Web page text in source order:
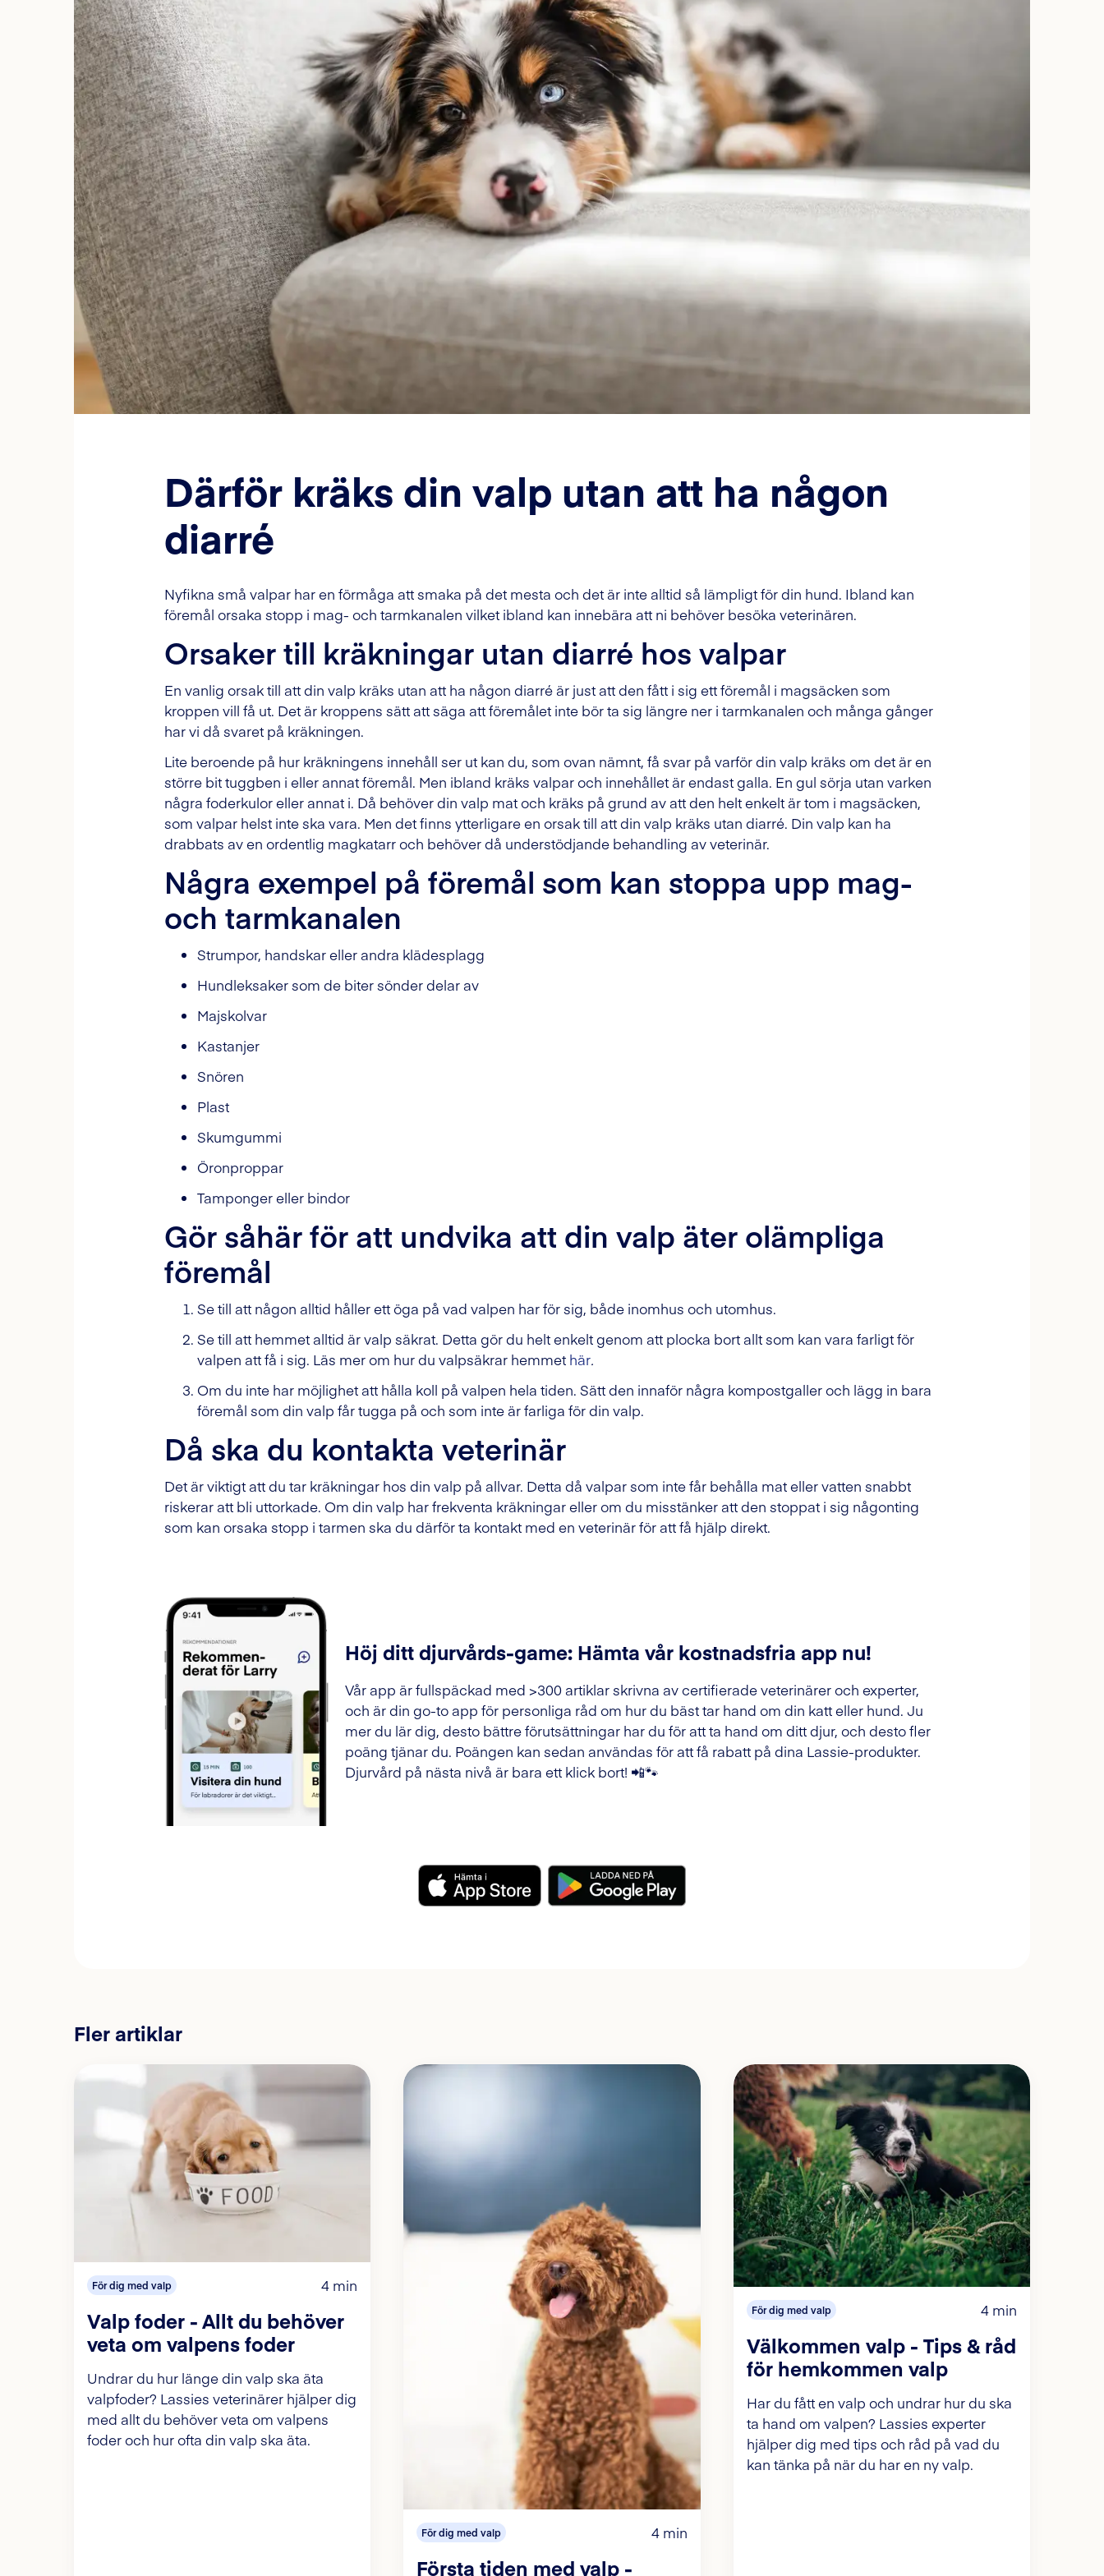
Därför kräks din valp utan att ha någon
diarré
Nyfikna små valpar har en förmåga att smaka på det mesta och det är inte alltid så lämpligt för din hund. Ibland kan
föremål orsaka stopp i mag- och tarmkanalen vilket ibland kan innebära att ni behöver besöka veterinären.
Orsaker till kräkningar utan diarré hos valpar
En vanlig orsak till att din valp kräks utan att ha någon diarré är just att den fått i sig ett föremål i magsäcken som
kroppen vill få ut. Det är kroppens sätt att säga att föremålet inte bör ta sig längre ner i tarmkanalen och många gånger
har vi då svaret på kräkningen.
Lite beroende på hur kräkningens innehåll ser ut kan du, som ovan nämnt, få svar på varför din valp kräks om det är en
större bit tuggben i eller annat föremål. Men ibland kräks valpar och innehållet är endast galla. En gul sörja utan varken
några foderkulor eller annat i. Då behöver din valp mat och kräks på grund av att den helt enkelt är tom i magsäcken,
som valpar helst inte ska vara. Men det finns ytterligare en orsak till att din valp kräks utan diarré. Din valp kan ha
drabbats av en ordentlig magkatarr och behöver då understödjande behandling av veterinär.
Några exempel på föremål som kan stoppa upp mag-
och tarmkanalen
Strumpor, handskar eller andra klädesplagg
Hundleksaker som de biter sönder delar av
Majskolvar
Kastanjer
Snören
Plast
Skumgummi
Öronproppar
Tamponger eller bindor
Gör såhär för att undvika att din valp äter olämpliga
föremål
Se till att någon alltid håller ett öga på vad valpen har för sig, både inomhus och utomhus.
Se till att hemmet alltid är valp säkrat. Detta gör du helt enkelt genom att plocka bort allt som kan vara farligt för
valpen att få i sig. Läs mer om hur du valpsäkrar hemmet här.
Om du inte har möjlighet att hålla koll på valpen hela tiden. Sätt den innaför några kompostgaller och lägg in bara
föremål som din valp får tugga på och som inte är farliga för din valp.
Då ska du kontakta veterinär
Det är viktigt att du tar kräkningar hos din valp på allvar. Detta då valpar som inte får behålla mat eller vatten snabbt
riskerar att bli uttorkade. Om din valp har frekventa kräkningar eller om du misstänker att den stoppat i sig någonting
som kan orsaka stopp i tarmen ska du därför ta kontakt med en veterinär för att få hjälp direkt.
Höj ditt djurvårds-game: Hämta vår kostnadsfria app nu!
Vår app är fullspäckad med >300 artiklar skrivna av certifierade veterinärer och experter,
och är din go-to app för personliga råd om hur du bäst tar hand om din katt eller hund. Ju
mer du lär dig, desto bättre förutsättningar har du för att ta hand om ditt djur, och desto fler
poäng tjänar du. Poängen kan sedan användas för att få rabatt på dina Lassie-produkter.
Djurvård på nästa nivå är bara ett klick bort! 📲🐾
Fler artiklar
För dig med valp 4 min
Valp foder - Allt du behöver
veta om valpens foder
Undrar du hur länge din valp ska äta
valpfoder? Lassies veterinärer hjälper dig
med allt du behöver veta om valpens
foder och hur ofta din valp ska äta.
För dig med valp 4 min
Första tiden med valp -
För dig med valp 4 min
Välkommen valp - Tips & råd
för hemkommen valp
Har du fått en valp och undrar hur du ska
ta hand om valpen? Lassies experter
hjälper dig med tips och råd på vad du
kan tänka på när du har en ny valp.